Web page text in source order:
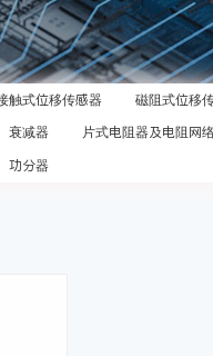
触式位移传感器 磁阻式位移
衰减器 片式电阻器及电阻网
功分器